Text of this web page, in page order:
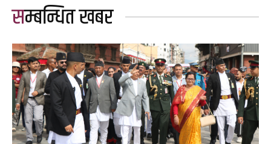
सम्बन्धित खबर